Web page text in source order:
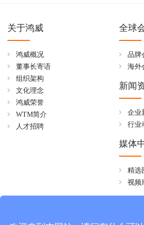
关于鸿威
鸿威概况
董事长寄语
组织架构
文化理念
鸿威荣誉
WTM简介
人才招聘
全球
品牌
海外
新闻
企业
行业
媒体
精选
视频